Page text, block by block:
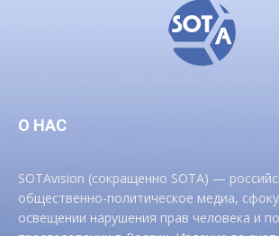
О НАС
SOTAvision (сокращенно SOTA) —
общественно-политическое медиа,
освещении нарушения прав человека и